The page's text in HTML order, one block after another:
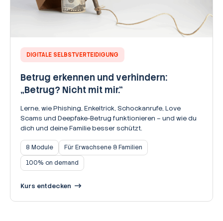
DIGITALE SELBSTVERTEIDIGUNG
Betrug erkennen und verhindern:
„Betrug? Nicht mit mir.“
Lerne, wie Phishing, Enkeltrick, Schockanrufe, Love
Scams und Deepfake-Betrug funktionieren – und wie du
dich und deine Familie besser schützt.
8 Module
Für Erwachsene & Familien
100% on demand
Kurs entdecken